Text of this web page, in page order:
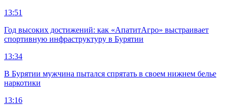
13:51
Год высоких достижений: как «АпатитАгро» выстраивает
спортивную инфраструктуру в Бурятии
13:34
В Бурятии мужчина пытался спрятать в своем нижнем белье
наркотики
13:16